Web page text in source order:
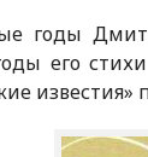
годы
его
известия»